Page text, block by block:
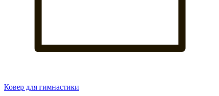
Ковер для гимнастики